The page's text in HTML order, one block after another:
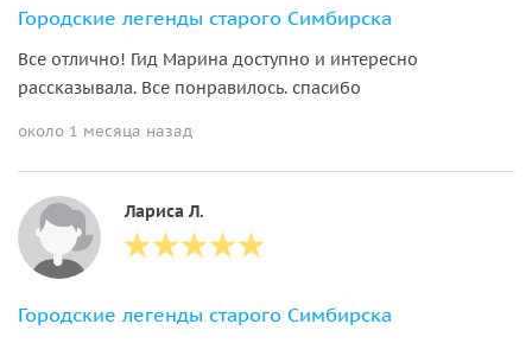
Городские легенды старого Симбирска
Все отлично! Гид Марина доступно и интересно
рассказывала. Все понравилось. спасибо
около 1 месяца назад
Лариса Л.
Городские легенды старого Симбирска